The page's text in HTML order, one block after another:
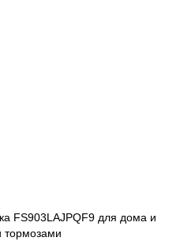
FS903LAJPQF9 для дома и
тормозами